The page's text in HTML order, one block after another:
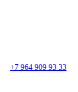
+7 964 909 93 33